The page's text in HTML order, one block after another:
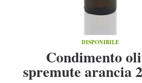
DISPONIBILE
Condimento
spremute arancia